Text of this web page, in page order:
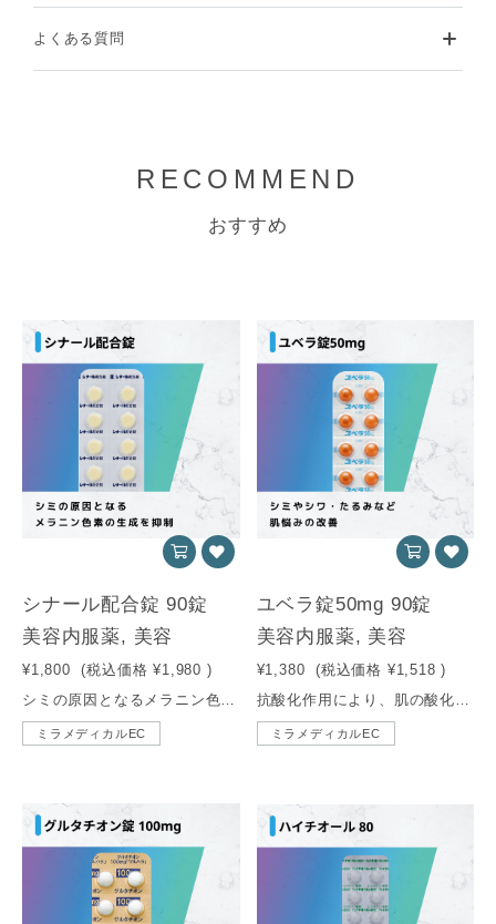
よくある質問
RECOMMEND
おすすめ
シナール配合錠 90錠
美容内服薬, 美容
¥1,800 (税込価格 ¥1,980 )
ミラメディカルEC
ユベラ錠50mg 90錠
美容内服薬, 美容
¥1,380 (税込価格 ¥1,518 )
ミラメディカルEC